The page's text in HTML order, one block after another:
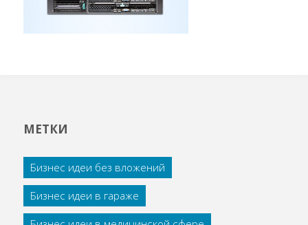
МЕТКИ
Бизнес идеи без вложений
Бизнес идеи в гараже